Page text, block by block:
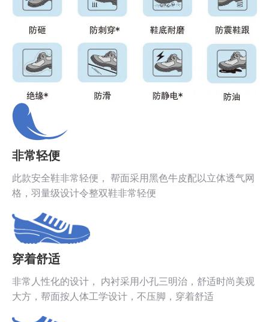
非常轻便
此款安全鞋非常轻便， 帮面采用黑色牛皮配以立体透气网
格，羽量级设计令整双鞋非常轻便
穿着舒适
非常人性化的设计， 内衬采用小孔三明治，舒适时尚美观
大方，帮面按人体工学设计，不压脚，穿着舒适